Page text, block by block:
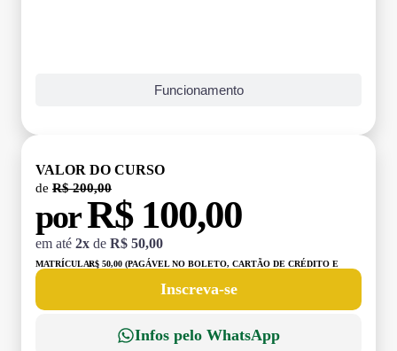
Funcionamento
VALOR DO CURSO
de R$ 200,00
porR$ 100,00
em até 2x de R$ 50,00
MATRÍCULA:R$ 50,00 (PAGÁVEL NO BOLETO, CARTÃO DE CRÉDITO E
Inscreva-se
Infos pelo WhatsApp